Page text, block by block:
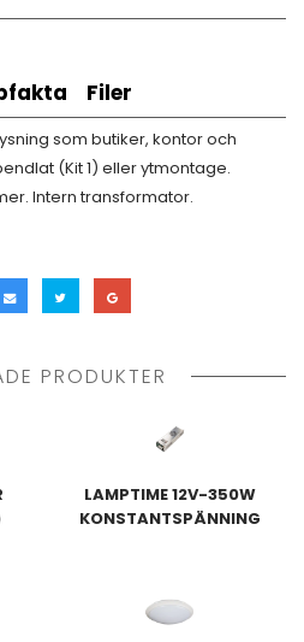
Filer
som butiker, kontor och
(Kit 1) eller ytmontage.
Intern transformator.
PRODUKTER
LAMPTIME 12V-350W
KONSTANTSPÄNNING